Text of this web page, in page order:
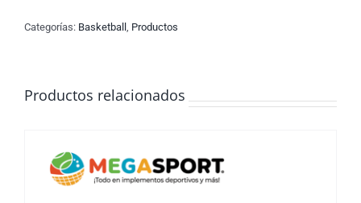
Categorías: Basketball Productos
Productos relacionados